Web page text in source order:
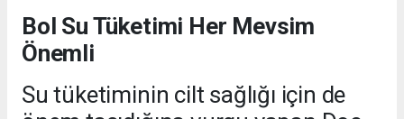
Bol Su Tüketimi Her Mevsim
Önemli
Su tüketiminin cilt sağlığı için de